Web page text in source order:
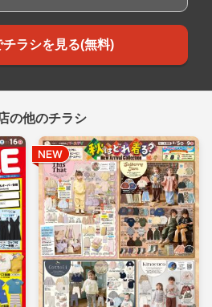
チラシを見る(無料)
の他のチラシ